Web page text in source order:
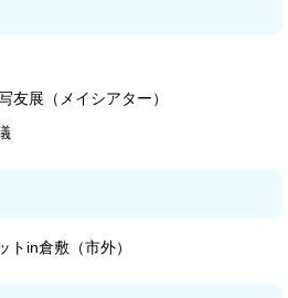
展（メイシアター）
in倉敷（市外）